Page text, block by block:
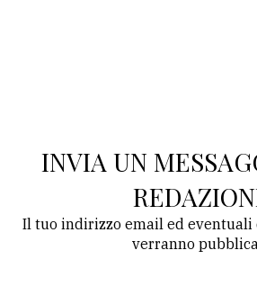
INVIA UN
Il tuo indirizzo email ed eventuali
verranno